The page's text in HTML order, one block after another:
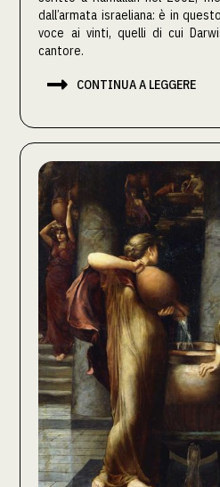
dall’armata israeliana: è in
voce ai vinti, quelli di cui
cantore.
 CONTINUA A LEGGERE